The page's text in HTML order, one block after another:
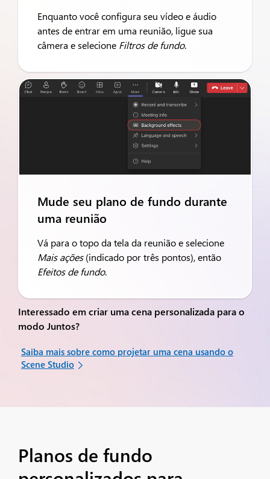
Enquanto você configura seu vídeo e áudio
antes de entrar em uma reunião, ligue sua
câmera e selecione Filtros de fundo.
Mude seu plano de fundo durante
uma reunião
Vá para o topo da tela da reunião e selecione
Mais ações(indicado por três pontos), então
Efeitos de fundo.
Interessado em criar uma cena personalizada para o
modo Juntos?
Saiba mais sobre como projetar uma cena usando o
Scene Studio
Planos de fundo